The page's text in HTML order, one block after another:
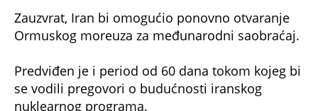
Zauzvrat, Iran bi omogućio ponovno otvaranje
Ormuskog moreuza za međunarodni saobraćaj.
Predviđen je i period od 60 dana tokom kojeg bi
se vodili pregovori o budućnosti iranskog
nuklearnog programa.